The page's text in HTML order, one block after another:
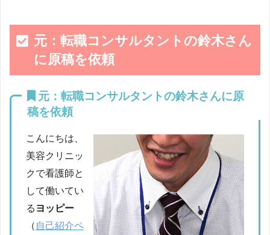
元：転職コンサルタントの鈴木さん
に原稿を依頼
元：転職コンサルタントの鈴木さんに原
稿を依頼
こんにちは、
美容クリニッ
クで看護師と
して働いてい
る ヨッピー
（ 自己紹介ペ